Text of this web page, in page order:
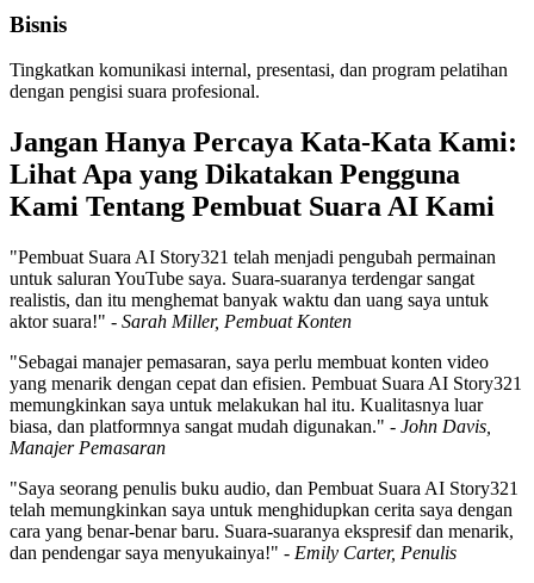
Bisnis
Tingkatkan komunikasi internal, presentasi, dan program pelatihan
dengan pengisi suara profesional.
Jangan Hanya Percaya Kata-Kata Kami:
Lihat Apa yang Dikatakan Pengguna
Kami Tentang Pembuat Suara AI Kami
"Pembuat Suara AI Story321 telah menjadi pengubah permainan
untuk saluran YouTube saya. Suara-suaranya terdengar sangat
realistis, dan itu menghemat banyak waktu dan uang saya untuk
aktor suara!" - Sarah Miller, Pembuat Konten
"Sebagai manajer pemasaran, saya perlu membuat konten video
yang menarik dengan cepat dan efisien. Pembuat Suara AI Story321
memungkinkan saya untuk melakukan hal itu. Kualitasnya luar
biasa, dan platformnya sangat mudah digunakan." - John Davis,
Manajer Pemasaran
"Saya seorang penulis buku audio, dan Pembuat Suara AI Story321
telah memungkinkan saya untuk menghidupkan cerita saya dengan
cara yang benar-benar baru. Suara-suaranya ekspresif dan menarik,
dan pendengar saya menyukainya!" - Emily Carter, Penulis